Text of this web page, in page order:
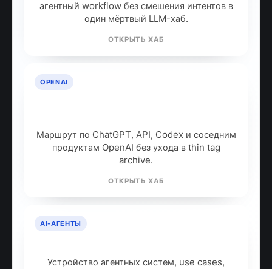
агентный workflow без смешения интентов в
один мёртвый LLM-хаб.
ОТКРЫТЬ ХАБ
OPENAI
Маршрут по ChatGPT, API, Codex и соседним
продуктам OpenAI без ухода в thin tag
archive.
ОТКРЫТЬ ХАБ
AI-АГЕНТЫ
Устройство агентных систем, use cases,